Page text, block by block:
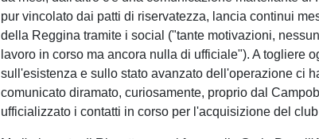
pur vincolato dai patti di riservatezza, lancia continui
della Reggina tramite i social ("tante motivazioni,
lavoro in corso ma ancora nulla di ufficiale"). A togliere
sull'esistenza e sullo stato avanzato dell'operazione ci
comunicato diramato, curiosamente, proprio dal
ufficializzato i contatti in corso per l'acquisizione del